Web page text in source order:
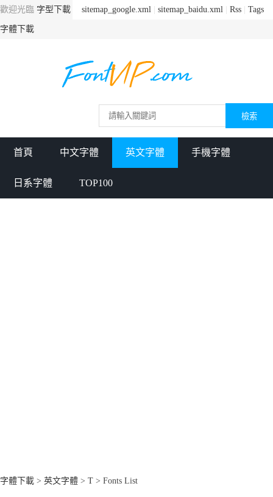
sitemap_google.xml sitemap_baidu.xml Rss Tags
歡迎光臨 字型下載
字體下載
首頁 中文字體 英文字體 手機字體
日系字體 TOP100
字體下載 > 英文字體 > T > Fonts List